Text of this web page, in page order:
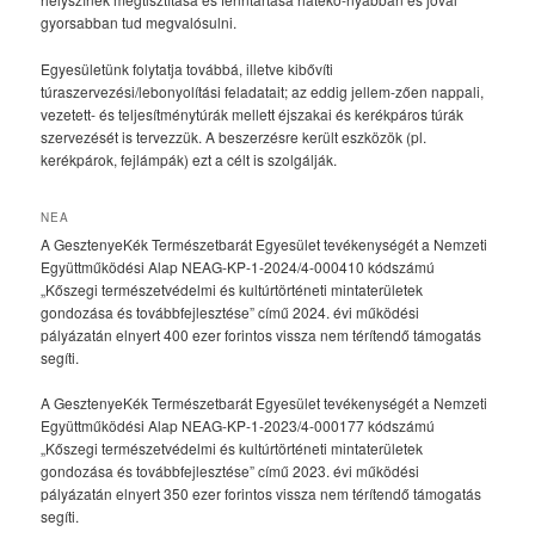
gyorsabban tud megvalósulni.
Egyesületünk folytatja továbbá, illetve kibővíti
túraszervezési/lebonyolítási feladatait; az eddig jellem-zően nappali,
vezetett- és teljesítménytúrák mellett éjszakai és kerékpáros túrák
szervezését is tervezzük. A beszerzésre került eszközök (pl.
kerékpárok, fejlámpák) ezt a célt is szolgálják.
NEA
A GesztenyeKék Természetbarát Egyesület tevékenységét a Nemzeti
Együttműködési Alap NEAG-KP-1-2024/4-000410 kódszámú
„Kőszegi természetvédelmi és kultúrtörténeti mintaterületek
gondozása és továbbfejlesztése” című 2024. évi működési
pályázatán elnyert 400 ezer forintos vissza nem térítendő támogatás
segíti.
A GesztenyeKék Természetbarát Egyesület tevékenységét a Nemzeti
Együttműködési Alap NEAG-KP-1-2023/4-000177 kódszámú
„Kőszegi természetvédelmi és kultúrtörténeti mintaterületek
gondozása és továbbfejlesztése” című 2023. évi működési
pályázatán elnyert 350 ezer forintos vissza nem térítendő támogatás
segíti.